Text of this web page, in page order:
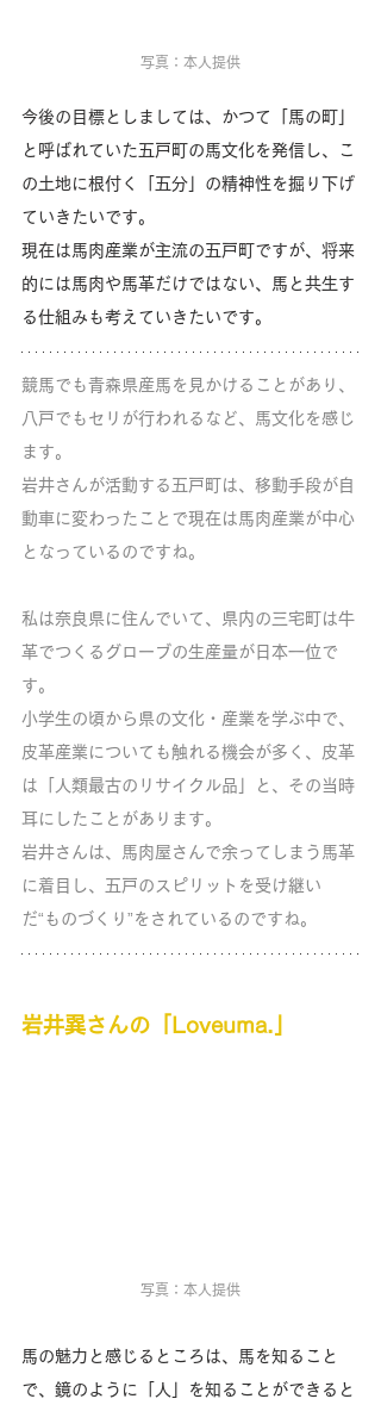
写真：本人提供
今後の目標としましては、かつて「馬の町」
と呼ばれていた五戸町の馬文化を発信し、こ
の土地に根付く「五分」の精神性を掘り下げ
ていきたいです。
現在は馬肉産業が主流の五戸町ですが、将来
的には馬肉や馬革だけではない、馬と共生す
る仕組みも考えていきたいです。
競馬でも青森県産馬を見かけることがあり、
八戸でもセリが行われるなど、馬文化を感じ
ます。
岩井さんが活動する五戸町は、移動手段が自
動車に変わったことで現在は馬肉産業が中心
となっているのですね。
私は奈良県に住んでいて、県内の三宅町は牛
革でつくるグローブの生産量が日本一位で
す。
小学生の頃から県の文化・産業を学ぶ中で、
皮革産業についても触れる機会が多く、皮革
は「人類最古のリサイクル品」と、その当時
耳にしたことがあります。
岩井さんは、馬肉屋さんで余ってしまう馬革
に着目し、五戸のスピリットを受け継い
だ“ものづくり”をされているのですね。
岩井巽さんの「Loveuma.」
写真：本人提供
馬の魅力と感じるところは、馬を知ること
で、鏡のように「人」を知ることができると